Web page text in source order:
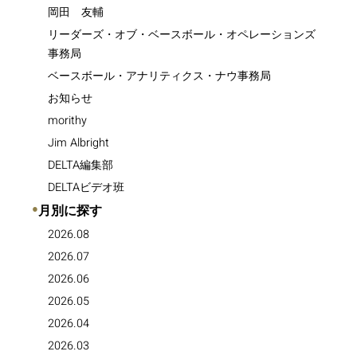
岡田 友輔
リーダーズ・オブ・ベースボール・オペレーションズ
事務局
ベースボール・アナリティクス・ナウ事務局
お知らせ
morithy
Jim Albright
DELTA編集部
DELTAビデオ班
●月別に探す
2026.08
2026.07
2026.06
2026.05
2026.04
2026.03